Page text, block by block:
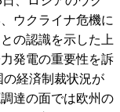
ウクライナ危機に
の認識を示した上
発電の重要性を訴
の経済制裁状況が
達の面では欧州の